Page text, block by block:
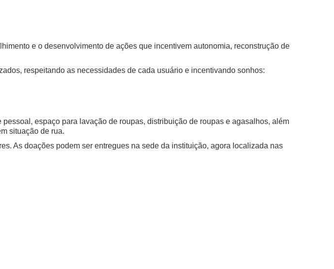
e o desenvolvimento de ações que incentivem autonomia, reconstrução de
respeitando as necessidades de cada usuário e incentivando sonhos:
espaço para lavação de roupas, distribuição de roupas e agasalhos, além
situação de rua.
As doações podem ser entregues na sede da instituição, agora localizada nas